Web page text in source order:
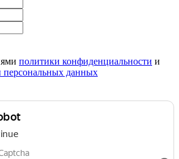
политики конфиденциальности и
персональных данных